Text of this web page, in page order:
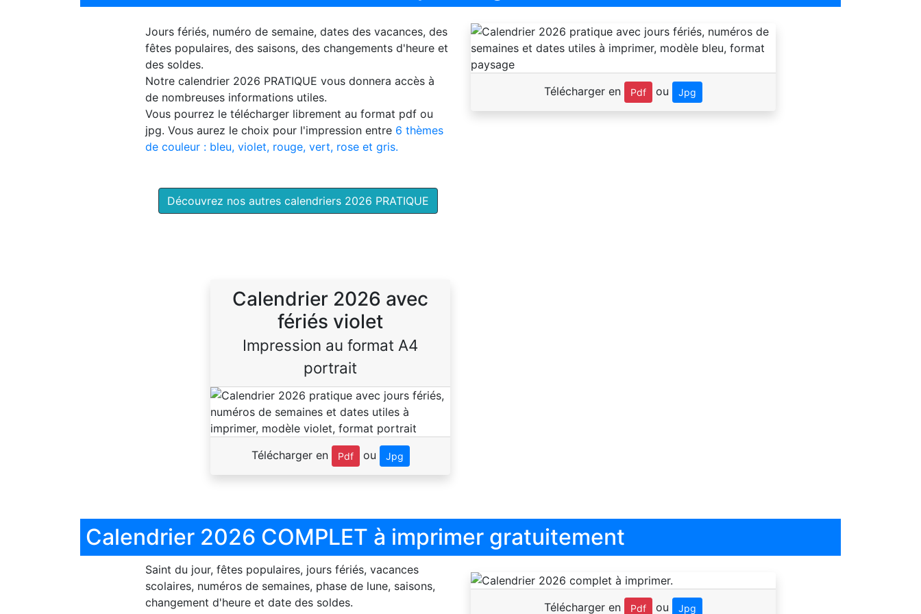
Jours fériés, numéro de semaine, dates des vacances, des
fêtes populaires, des saisons, des changements d'heure et
des soldes.
Notre calendrier 2026 PRATIQUE vous donnera accès à
de nombreuses informations utiles.
Vous pourrez le télécharger librement au format pdf ou
jpg. Vous aurez le choix pour l'impression entre 6 thèmes
de couleur : bleu, violet, rouge, vert, rose et gris.
Découvrez nos autres calendriers 2026 PRATIQUE
Télécharger en Pdf ou Jpg
Calendrier 2026 avec
fériés violet
Impression au format A4
portrait
Télécharger en Pdf ou Jpg
Calendrier 2026 COMPLET à imprimer gratuitement
Saint du jour, fêtes populaires, jours fériés, vacances
scolaires, numéros de semaines, phase de lune, saisons,
changement d'heure et date des soldes.
Télécharger en Pdf ou Jpg